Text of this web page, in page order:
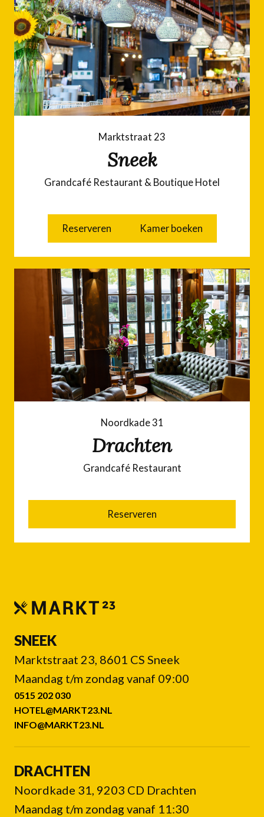
Marktstraat 23
Sneek
Grandcafé Restaurant & Boutique Hotel
Reserveren Kamer boeken
Noordkade 31
Drachten
Grandcafé Restaurant
Reserveren
SNEEK
Marktstraat 23, 8601 CS Sneek
Maandag t/m zondag vanaf 09:00
0515 202 030
HOTEL@MARKT23.NL
INFO@MARKT23.NL
DRACHTEN
Noordkade 31, 9203 CD Drachten
Maandag t/m zondag vanaf 11:30